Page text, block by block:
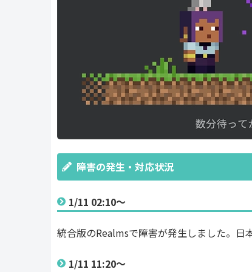
障害の発生・対応状況
1/11 02:10～
統合版のRealmsで障害が発生しました。日
1/11 11:20～